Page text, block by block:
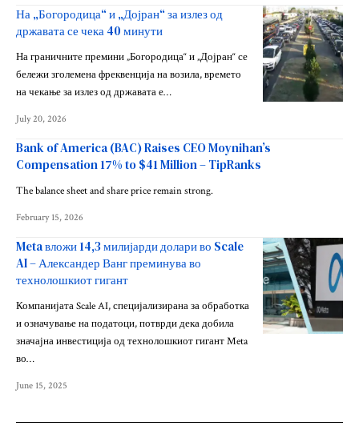
На „Богородица“ и „Дојран“ за излез од
државата се чека 40 минути
На граничните премини „Богородица“ и „Дојран“ се
бележи зголемена фреквенција на возила, времето
на чекање за излез од државата е…
July 20, 2026
Bank of America (BAC) Raises CEO Moynihan’s
Compensation 17% to $41 Million – TipRanks
The balance sheet and share price remain strong.
February 15, 2026
Meta вложи 14,3 милијарди долари во Scale
AI – Александер Ванг преминува во
технолошкиот гигант
Компанијата Scale AI, специјализирана за обработка
и означување на податоци, потврди дека добила
значајна инвестиција од технолошкиот гигант Meta
во…
June 15, 2025